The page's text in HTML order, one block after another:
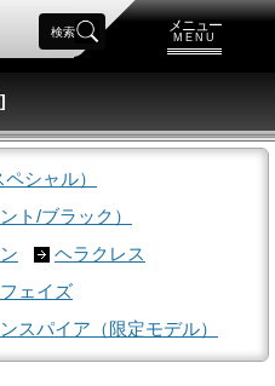
メニュー
MENU
検索
シャル）
ト/ブラック）
ヘラクレス
フェイズ
スパイア（限定モデル）